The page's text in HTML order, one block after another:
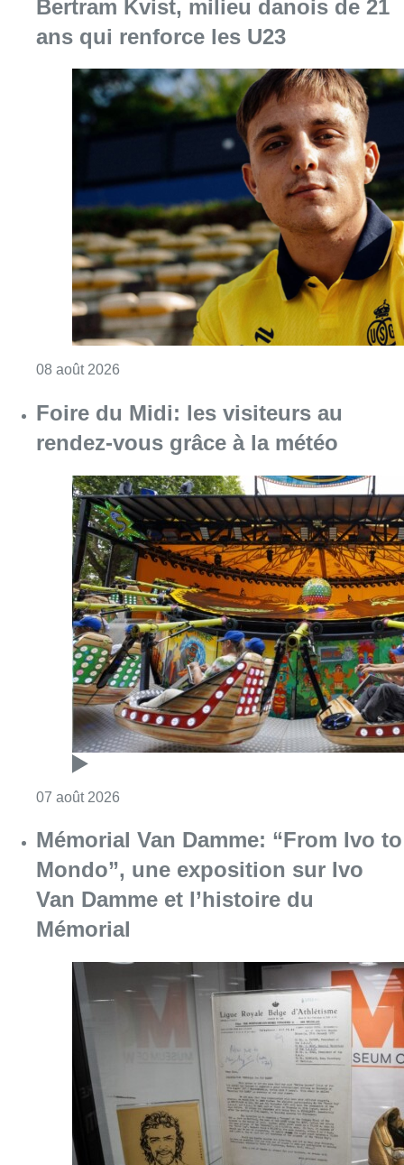
08 août 2026 Consulter l'article "L’Union Saint-Gilloise
Foire du Midi: les visiteurs au
rendez-vous grâce à la météo
07 août 2026 Consulter l'article "Foire du Midi: les
Mémorial Van Damme: “From Ivo to
Mondo”, une exposition sur Ivo
Van Damme et l’histoire du
Mémorial
07 août 2026 Consulter l'article "Mémorial Van Damme:
Partager l'article
Facebook
Twitter
- 08h29